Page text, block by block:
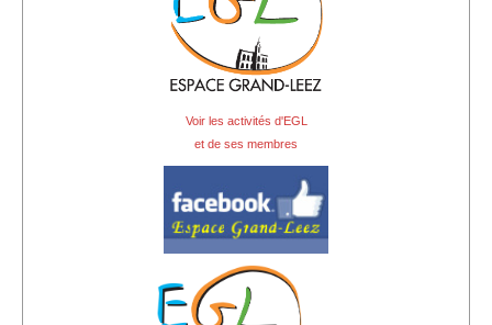
Voir les activités d'EGL
et de ses membres